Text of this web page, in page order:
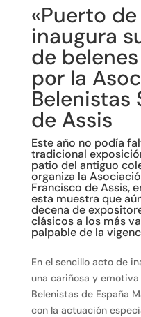
«Puerto
inaugura
de
por la
Belenistas
de Assis
Este año no podía
tradicional
patio del antiguo
organiza la
Francisco de Assis,
esta muestra que
decena de
clásicos a los más
palpable de la
En el sencillo acto de
una cariñosa y
Belenistas de España
con la actuación